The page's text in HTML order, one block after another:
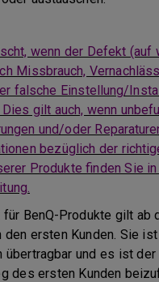
wenn der Defekt (auf
Missbrauch,
falsche Einstellung/
gilt auch, wenn
und/oder
bezüglich der
Produkte finden Sie
BenQ-Produkte gilt ab
den ersten Kunden. Sie
übertragbar und es ist der
des ersten Kunden